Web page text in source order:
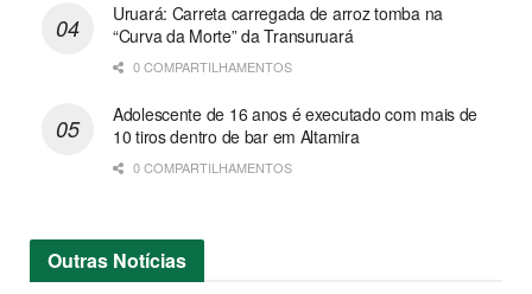
Uruará: Carreta carregada de arroz tomba na
“Curva da Morte” da Transuruará
0 COMPARTILHAMENTOS
Adolescente de 16 anos é executado com mais de
10 tiros dentro de bar em Altamira
0 COMPARTILHAMENTOS
Outras Notícias